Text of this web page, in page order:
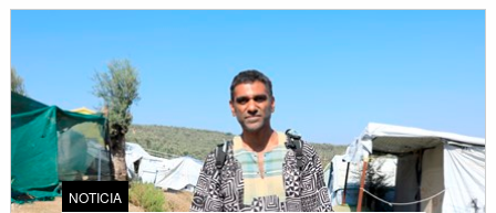
NOTICIA